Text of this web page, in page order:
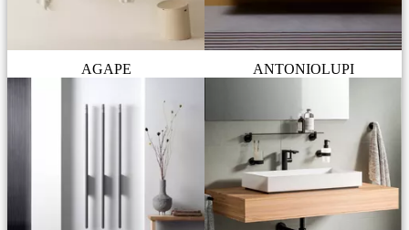
AGAPE ANTONIOLUPI